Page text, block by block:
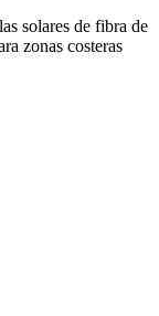
solares de fibra de
zonas costeras